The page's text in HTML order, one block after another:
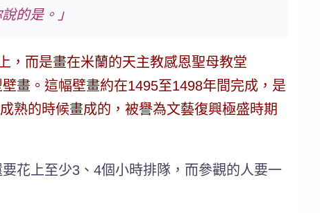
的是。」
，而是畫在米蘭的天主教感恩聖母教堂
畫。這幅壁畫約在1495至1498年間完成，是
熟的時候畫成的，被譽為文藝復興極盛時期
花上至少3、4個小時排隊，而參觀的人要一